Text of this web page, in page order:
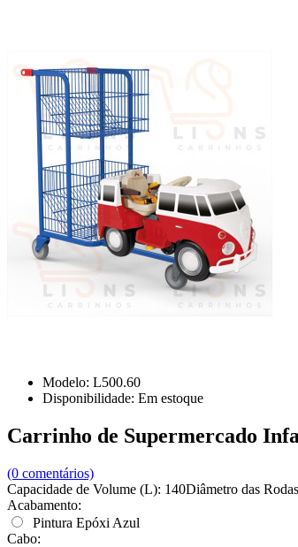
Modelo: L500.60
Disponibilidade: Em estoque
Carrinho de Supermercado
(0 comentários)
Capacidade de Volume (L): 140Diâmetro das
Acabamento:
Pintura Epóxi Azul
Cabo: